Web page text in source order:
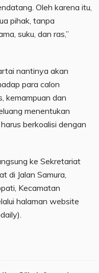
Oleh karena itu,
pihak, tanpa
suku, dan ras,”
nantinya akan
para calon
kemampuan dan
menentukan
berkoalisi dengan
ke Sekretariat
di Jalan Samura,
Kecamatan
halaman website